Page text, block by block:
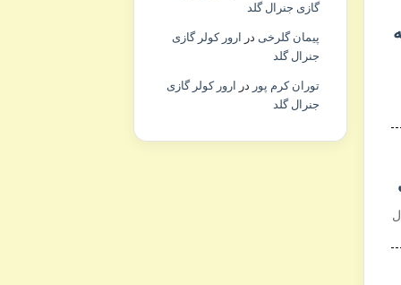
گازی جنرال گلد
پیمان گلرخی در
ارور کولر گازی
جنرال گلد
توران کرم پور در
ارور کولر گازی
جنرال گلد